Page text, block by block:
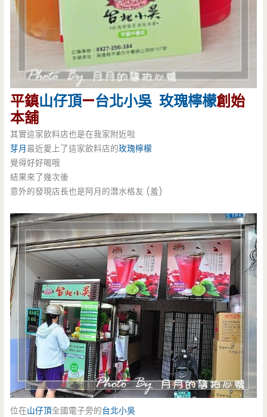
平鎮山仔頂—台北小吳 玫瑰檸檬創始
本舖
其實這家飲料店也是在我家附近啦
芽月最近愛上了這家飲料店的玫瑰檸檬
覺得好好喝哦
結果來了幾次後
意外的發現店長也是阿月的潛水格友 (羞)
位在山仔頂全國電子旁的台北小吳